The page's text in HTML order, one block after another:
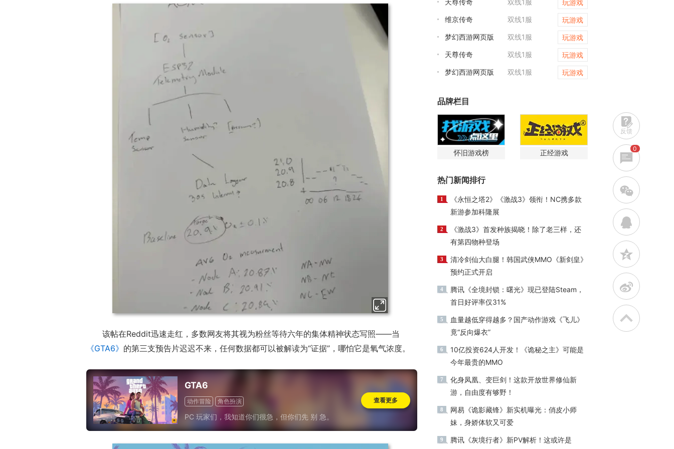
该帖在Reddit迅速走红，多数网友将其视为粉丝等待六年的集体精神状态写照——当
《GTA6》 的第三支预告片迟迟不来，任何数据都可以被解读为“证据”，哪怕它是氧气浓度。
GTA6
动作冒险 角色扮演
PC 玩家们，我知道你们很急，但你们先 别 急。
查看更多
天尊传奇 双线1服
玩游戏
维京传奇
双线1服
玩游戏
梦幻西游网页版
双线1服
玩游戏
天尊传奇
双线1服
玩游戏
梦幻西游网页版
双线1服 玩游戏
品牌栏目
怀旧游戏榜 正经游戏
热门新闻排行
1
《永恒之塔2》《激战3》领衔！NC携多款
新游参加科隆展
2
《激战3》首发种族揭晓！除了老三样，还
有第四物种登场
3
清冷剑仙大白腿！韩国武侠MMO《新剑皇》
预约正式开启
4
腾讯《全境封锁：曙光》现已登陆Steam，
首日好评率仅31%
5
血量越低穿得越多？国产动作游戏《飞儿》
竟“反向爆衣”
6
10亿投资624人开发！《诡秘之主》可能是
今年最贵的MMO
7
化身凤凰、变巨剑！这款开放世界修仙新
游，自由度有够野！
8
网易《诡影藏锋》新实机曝光：俏皮小师
妹，身娇体软又可爱
9
腾讯《灰境行者》新PV解析！这或许是
反馈
0
w
q
z
t